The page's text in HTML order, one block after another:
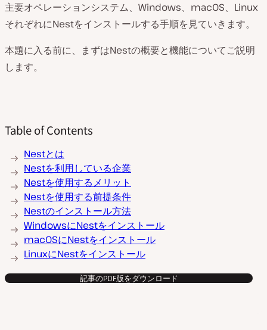
主要オペレーションシステム、Windows、macOS、Linux
それぞれにNestをインストールする手順を見ていきます。
本題に入る前に、まずはNestの概要と機能についてご説明
します。
Table of Contents
Nestとは
Nestを利用している企業
Nestを使用するメリット
Nestを使用する前提条件
Nestのインストール方法
WindowsにNestをインストール
macOSにNestをインストール
LinuxにNestをインストール
記事のPDF版をダウンロード